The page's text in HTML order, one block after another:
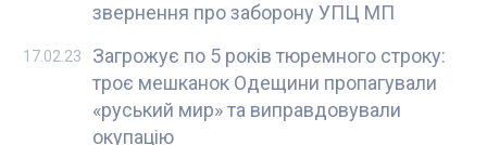
звернення про заборону УПЦ МП
Загрожує по 5 років тюремного строку:
троє мешканок Одещини пропагували
«руський мир» та виправдовували
окупацію
17.02.23